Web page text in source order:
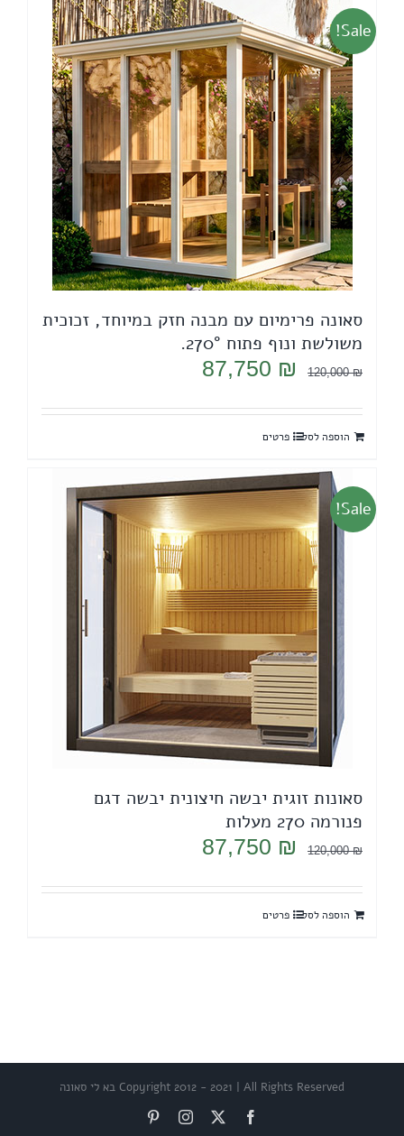
Sale!
סאונה פרימיום עם מבנה חזק במיוחד, זכוכית
משולשת ונוף פתוח 270°.
120,000₪
המחיר
היה:
120,000 ₪.
87,750 ₪
המחיר
הוא:
הוספה לסל פרטים
Sale!
סאונות זוגית יבשה חיצונית יבשה דגם
פנורמה 270 מעלות
120,000₪
המחיר
היה:
120,000 ₪.
87,750 ₪
המחיר
הוא:
הוספה לסל פרטים
Copyright 2012 - 2021 | All Rights Reserved בא לי סאונה
Facebook
X
Instagram